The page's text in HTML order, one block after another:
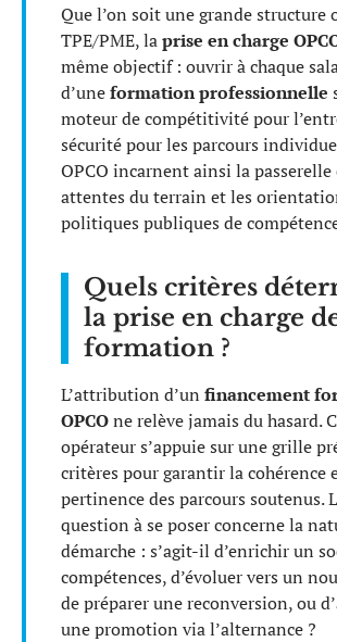
Que l’on soit une grande structure
TPE/PME, laprise en charge
même objectif : ouvrir à chaque
d’uneformation professionnelle
moteur de compétitivité pour
sécurité pour les parcours
OPCO incarnent ainsi la passerelle
attentes du terrain et les
politiques publiques de
Quels critères
la prise en charge
formation ?
L’attribution d’un financement
OPCOne relève jamais du hasard.
opérateur s’appuie sur une grille
critères pour garantir la cohérence
pertinence des parcours soutenus.
question à se poser concerne la
démarche : s’agit-il d’enrichir un
compétences, d’évoluer vers un
de préparer une reconversion, ou
une promotion via l’alternance ?